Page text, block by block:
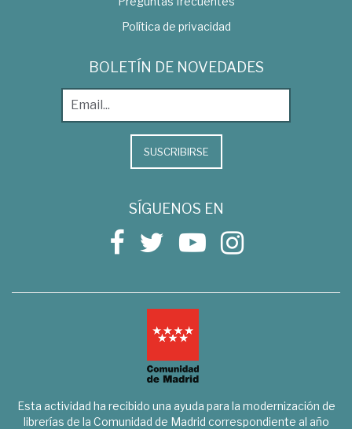
Política de privacidad
BOLETÍN DE NOVEDADES
SUSCRIBIRSE
SÍGUENOS EN
Esta actividad ha recibido una ayuda para la modernización de
librerías de la Comunidad de Madrid correspondiente al año